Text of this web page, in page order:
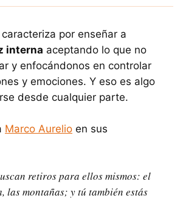
por enseñar a
interna aceptando lo que no
y enfocándonos en controlar
y emociones. Y eso es algo
desde cualquier parte.
Marco Aurelio en sus
retiros para ellos mismos: el
las montañas; y tú también estás